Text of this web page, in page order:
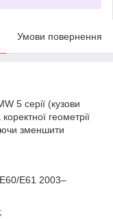
Умови повернення
5 серії (кузови
геометрії
зменшити
E61 2003–